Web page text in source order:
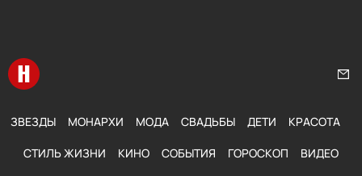
Перейти на главную
ЗВЕЗДЫ МОНАРХИ МОДА СВАДЬБЫ ДЕТИ КРАСОТА
СТИЛЬ ЖИЗНИ КИНО СОБЫТИЯ ГОРОСКОП ВИДЕО